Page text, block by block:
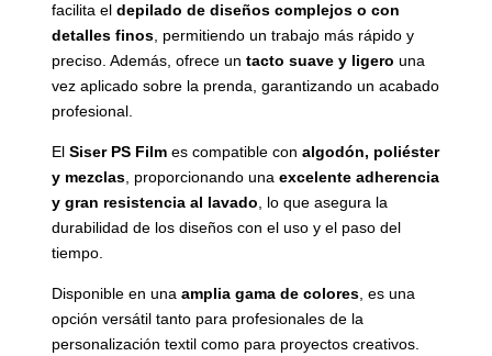
facilita el depilado de diseños complejos o con
detalles finos, permitiendo un trabajo más rápido y
preciso. Además, ofrece un tacto suave y ligero una
vez aplicado sobre la prenda, garantizando un acabado
profesional.
El Siser PS Filmes compatible con algodón, poliéster
y mezclas, proporcionando una excelente adherencia
y gran resistencia al lavado, lo que asegura la
durabilidad de los diseños con el uso y el paso del
tiempo.
Disponible en una amplia gama de colores, es una
opción versátil tanto para profesionales de la
personalización textil como para proyectos creativos.